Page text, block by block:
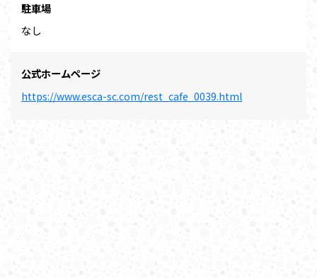
駐車場
なし
公式ホームページ
https://www.esca-sc.com/rest_cafe_0039.html